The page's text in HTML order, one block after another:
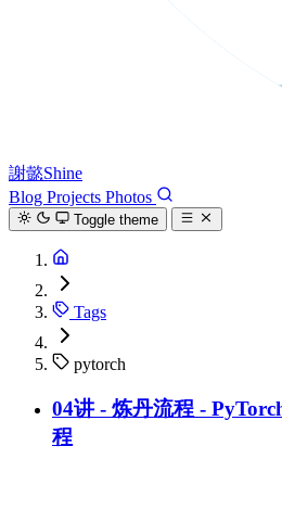
謝懿Shine
Blog Projects Photos
Toggle theme
Tags
pytorch
04讲 - 炼丹流程 -
程